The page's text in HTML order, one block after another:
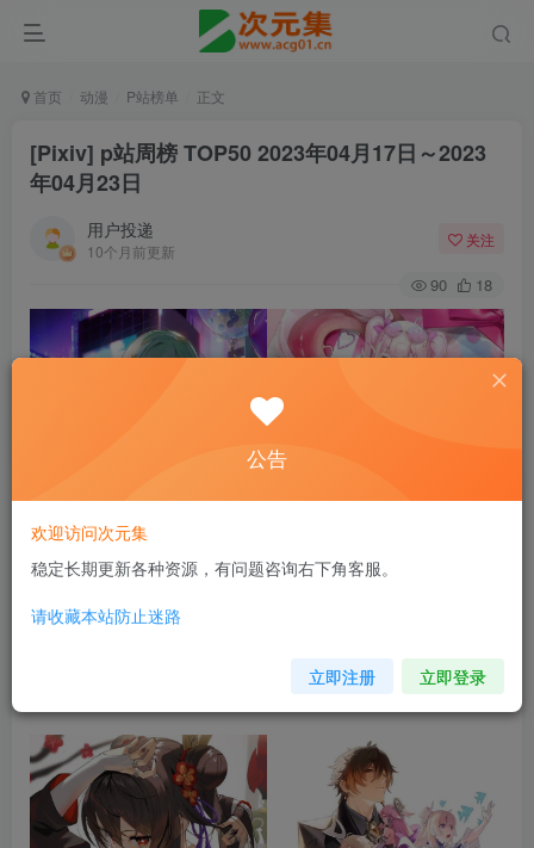
首页 动漫 P站榜单 正文
[Pixiv] p站周榜 TOP50 2023年04月17日～2023
年04月23日
用户投递
10个月前更新
关注
90 18
公告
欢迎访问次元集
稳定长期更新各种资源，有问题咨询右下角客服。
请收藏本站防止迷路
立即注册 立即登录